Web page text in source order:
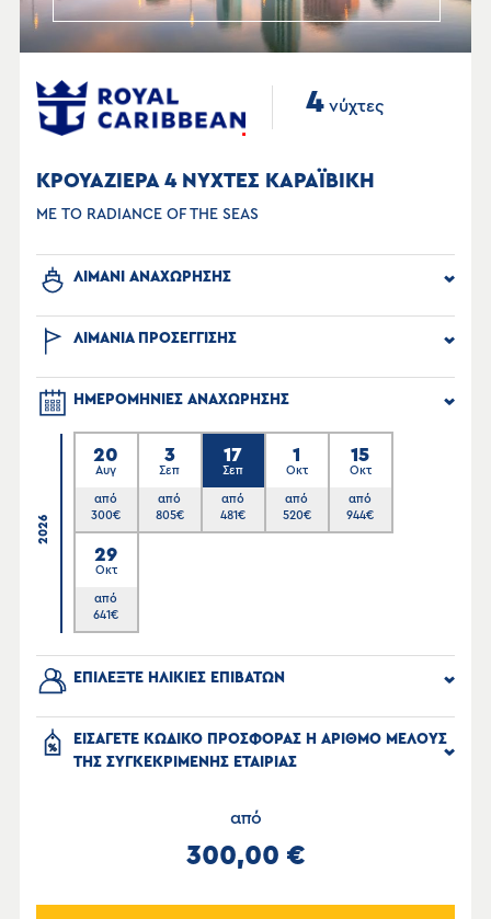
4 νύχτες
ΚΡΟΥΑΖΙΕΡΑ 4 ΝΥΧΤΕΣ ΚΑΡΑΪΒΙΚΗ
ΜΕ ΤΟ RADIANCE OF THE SEAS
ΛΙΜΑΝΙ ΑΝΑΧΩΡΗΣΗΣ
ΛΙΜΑΝΙΑ ΠΡΟΣΕΓΓΙΣΗΣ
ΗΜΕΡΟΜΗΝΙΕΣ ΑΝΑΧΩΡΗΣΗΣ
2026
20
Αυγ
από
300€
3
Σεπ
από
805€
17
Σεπ
από
481€
1
Οκτ
από
520€
15
Οκτ
από
944€
29
Οκτ
από
641€
ΕΠΙΛΕΞΤΕ ΗΛΙΚΙΕΣ ΕΠΙΒΑΤΩΝ
ΕΙΣΑΓΕΤΕ ΚΩΔΙΚΟ ΠΡΟΣΦΟΡΑΣ Η ΑΡΙΘΜΟ ΜΕΛΟΥΣ
ΤΗΣ ΣΥΓΚΕΚΡΙΜΕΝΗΣ ΕΤΑΙΡΙΑΣ
από
300,00 €